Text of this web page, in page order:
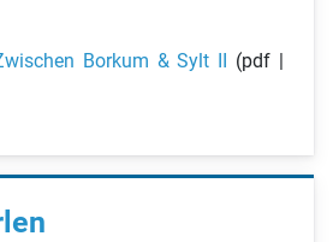
Borkum & Sylt II
(pdf |